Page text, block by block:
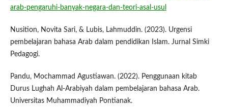
arab-pengaruhi-banyak-negara-dan-teori-asal-usul
Nusition, Novita Sari, & Lubis, Lahmuddin. (2023). Urgensi
pembelajaran bahasa Arab dalam pendidikan Islam. Jurnal Simki
Pedagogi.
Pandu, Mochammad Agustiawan. (2022). Penggunaan kitab
Durus Lughah Al-Arabiyah dalam pembelajaran bahasa Arab.
Universitas Muhammadiyah Pontianak.